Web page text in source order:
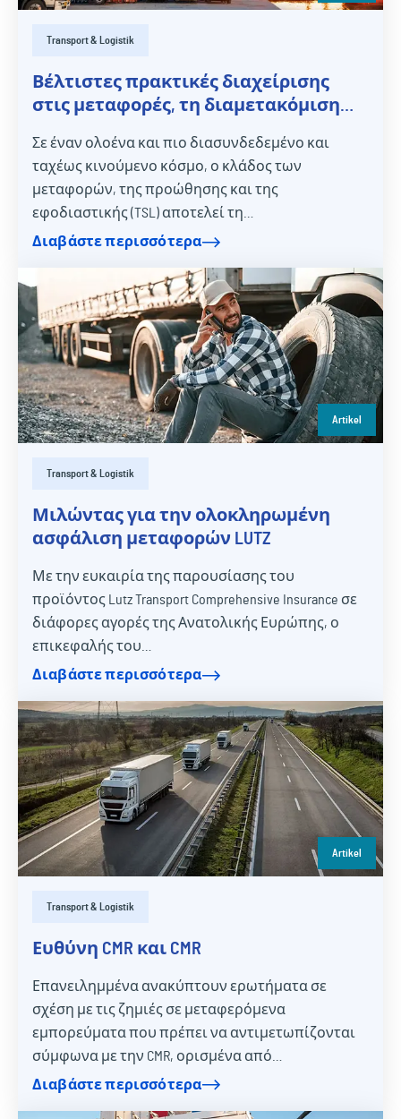
Transport & Logistik
Βέλτιστες πρακτικές διαχείρισης
στις μεταφορές, τη διαμετακόμιση
Σε έναν ολοένα και πιο διασυνδεδεμένο και
ταχέως κινούμενο κόσμο, ο κλάδος των
μεταφορών, της προώθησης και της
εφοδιαστικής (TSL) αποτελεί τη…
Διαβάστε περισσότερα
Artikel
Transport & Logistik
Μιλώντας για την ολοκληρωμένη
ασφάλιση μεταφορών LUTZ
Με την ευκαιρία της παρουσίασης του
προϊόντος Lutz Transport Comprehensive Insurance σε
διάφορες αγορές της Ανατολικής Ευρώπης, ο
επικεφαλής του…
Διαβάστε περισσότερα
Artikel
Transport & Logistik
Ευθύνη CMR και CMR
Επανειλημμένα ανακύπτουν ερωτήματα σε
σχέση με τις ζημιές σε μεταφερόμενα
εμπορεύματα που πρέπει να αντιμετωπίζονται
σύμφωνα με την CMR, ορισμένα από…
Διαβάστε περισσότερα